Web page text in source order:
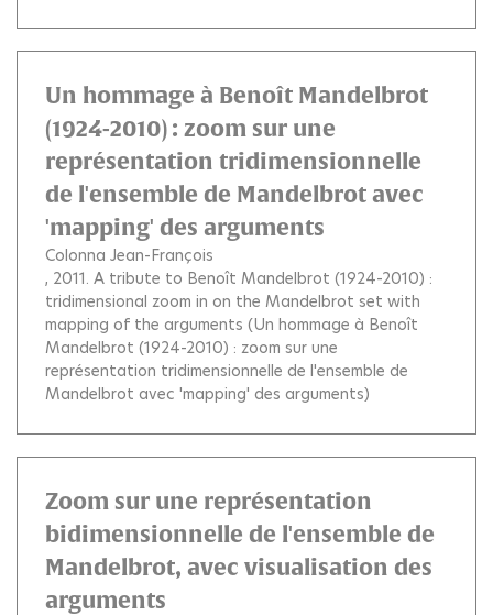
Un hommage à Benoît Mandelbrot
(1924-2010) : zoom sur une
représentation tridimensionnelle
de l'ensemble de Mandelbrot avec
'mapping' des arguments
Colonna Jean-François
, 2011. A tribute to Benoît Mandelbrot (1924-2010) :
tridimensional zoom in on the Mandelbrot set with
mapping of the arguments (Un hommage à Benoît
Mandelbrot (1924-2010) : zoom sur une
représentation tridimensionnelle de l'ensemble de
Mandelbrot avec 'mapping' des arguments)
Zoom sur une représentation
bidimensionnelle de l'ensemble de
Mandelbrot, avec visualisation des
arguments